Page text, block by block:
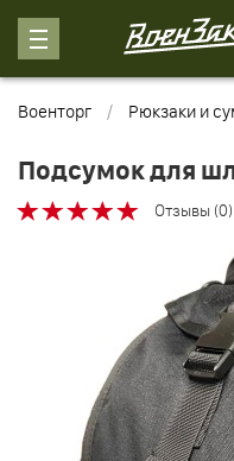
Военторг Рюкзаки и
Подсумок для
Отзывы (0)